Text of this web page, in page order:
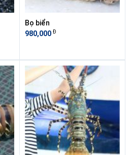
Bọ biển
980,000 Đ